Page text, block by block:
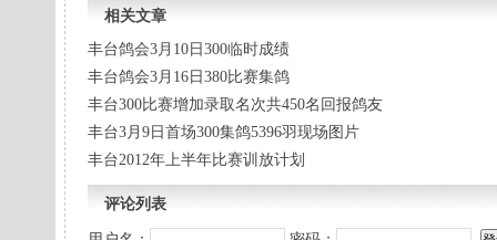
相关文章
丰台鸽会3月10日300临时成绩
丰台鸽会3月16日380比赛集鸽
丰台300比赛增加录取名次共450名回报鸽友
丰台3月9日首场300集鸽5396羽现场图片
丰台2012年上半年比赛训放计划
评论列表